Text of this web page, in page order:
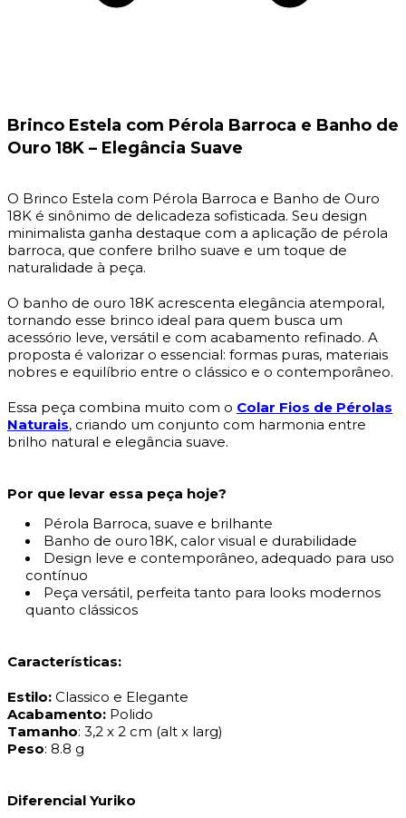
Brinco Estela com Pérola Barroca e Banho de
Ouro 18K – Elegância Suave
O Brinco Estela com Pérola Barroca e Banho de Ouro
18K é sinônimo de delicadeza sofisticada. Seu design
minimalista ganha destaque com a aplicação de pérola
barroca, que confere brilho suave e um toque de
naturalidade à peça.
O banho de ouro 18K acrescenta elegância atemporal,
tornando esse brinco ideal para quem busca um
acessório leve, versátil e com acabamento refinado. A
proposta é valorizar o essencial: formas puras, materiais
nobres e equilíbrio entre o clássico e o contemporâneo.
Essa peça combina muito com o Colar Fios de Pérolas
Naturais, criando um conjunto com harmonia entre
brilho natural e elegância suave.
Por que levar essa peça hoje?
Pérola Barroca, suave e brilhante
Banho de ouro 18K, calor visual e durabilidade
Design leve e contemporâneo, adequado para uso
contínuo
Peça versátil, perfeita tanto para looks modernos
quanto clássicos
Características:
Estilo: Classico e Elegante
Acabamento: Polido
Tamanho: 3,2 x 2 cm (alt x larg)
Peso: 8.8 g
Diferencial Yuriko